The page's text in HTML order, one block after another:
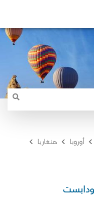
أوروبا
هنغاريا